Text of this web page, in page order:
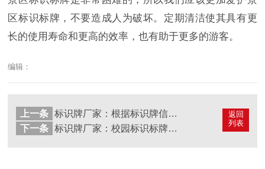
区标识标牌，不要造成人为破坏。定期清洁使其具有更
长的使用寿命和更高的效率，也有助于更多的游客。
编辑：
返回
列表
上一条
标识牌厂家：根据标识牌信息进行景区标识标牌的区分
下一条
标识牌厂家：校园标识标牌的分类与功能